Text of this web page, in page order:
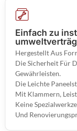
Einfach zu
Hergestellt Aus
Die Sicherheit Für
Gewährleisten.
Die Leichte
Mit Klammern,
Keine
Und